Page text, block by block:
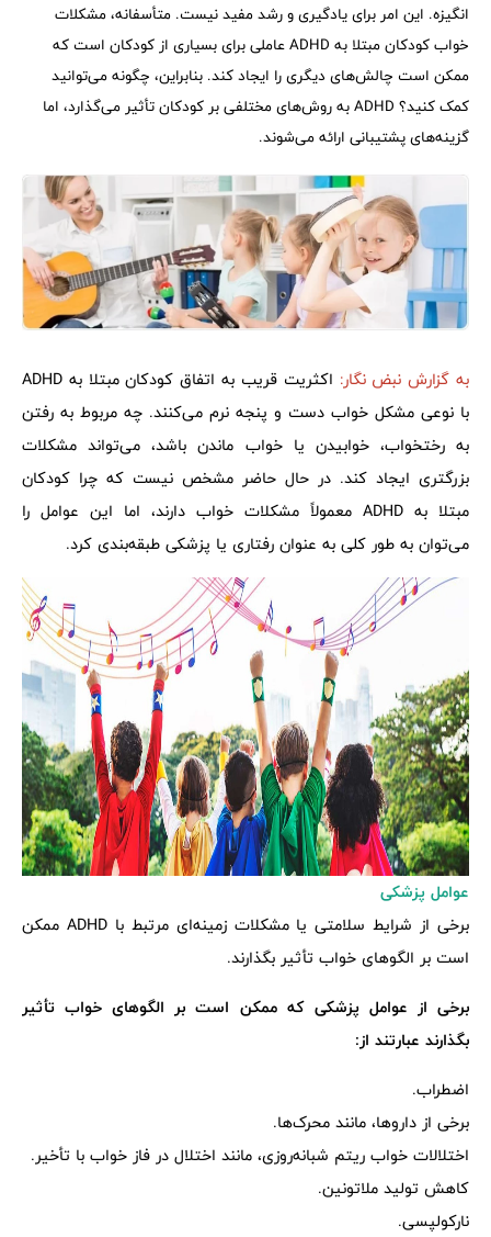
انگیزه. این امر برای یادگیری و رشد مفید نیست. متأسفانه، مشکلات
خواب کودکان مبتلا به ADHD عاملی برای بسیاری از کودکان است که
ممکن است چالش‌های دیگری را ایجاد کند. بنابراین، چگونه می‌توانید
کمک کنید؟ ADHD به روش‌های مختلفی بر کودکان تأثیر می‌گذارد، اما
گزینه‌های پشتیبانی ارائه می‌شوند.
به گزارش نبض نگار:
اکثریت قریب به اتفاق کودکان مبتلا به ADHD
با نوعی مشکل خواب دست و پنجه نرم می‌کنند. چه مربوط به رفتن
به رختخواب، خوابیدن یا خواب ماندن باشد، می‌تواند مشکلات
بزرگتری ایجاد کند. در حال حاضر مشخص نیست که چرا کودکان
مبتلا به ADHD معمولاً مشکلات خواب دارند، اما این عوامل را
می‌توان به طور کلی به عنوان رفتاری یا پزشکی طبقه‌بندی کرد.
عوامل پزشکی
برخی از شرایط سلامتی یا مشکلات زمینه‌ای مرتبط با ADHD ممکن
است بر الگوهای خواب تأثیر بگذارند.
برخی از عوامل پزشکی که ممکن است بر الگوهای خواب تأثیر
بگذارند عبارتند از:
اضطراب.
برخی از داروها، مانند محرک‌ها.
اختلالات خواب ریتم شبانه‌روزی، مانند اختلال در فاز خواب با تأخیر.
کاهش تولید ملاتونین.
نارکولپسی.